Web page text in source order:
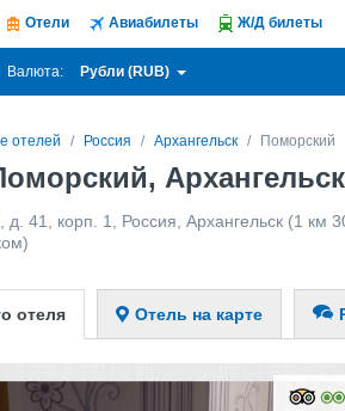
Отели Авиабилеты Ж/Д билеты
Валюта: Рубли (RUB)
отелей Россия Архангельск Поморский
Архангельск
д. 41, корп. 1 Россия Архангельск (1 км
отеля Отель на карте